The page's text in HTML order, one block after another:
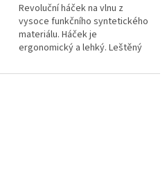
5
hvězdiček.
Revoluční háček na vlnu z
vysoce funkčního syntetického
materiálu. Háček je
ergonomický a lehký. Leštěný
pohyb, ergonomická ručka je